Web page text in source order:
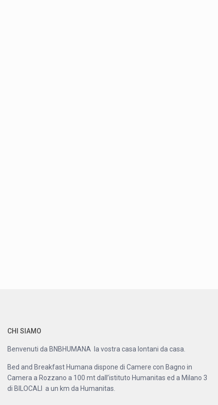
CHI SIAMO
Benvenuti da BNBHUMANA la vostra casa lontani da casa.
Bed and Breakfast Humana dispone di Camere con Bagno in
Camera a Rozzano a 100 mt dall’istituto Humanitas ed a Milano 3
di BILOCALI a un km da Humanitas.